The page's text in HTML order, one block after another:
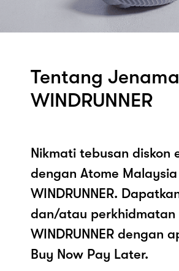
Tentang Jenama
WINDRUNNER
Nikmati tebusan diskon
dengan Atome
WINDRUNNER.
dan/atau perkhidmatan
WINDRUNNER dengan
Buy Now Pay Later.